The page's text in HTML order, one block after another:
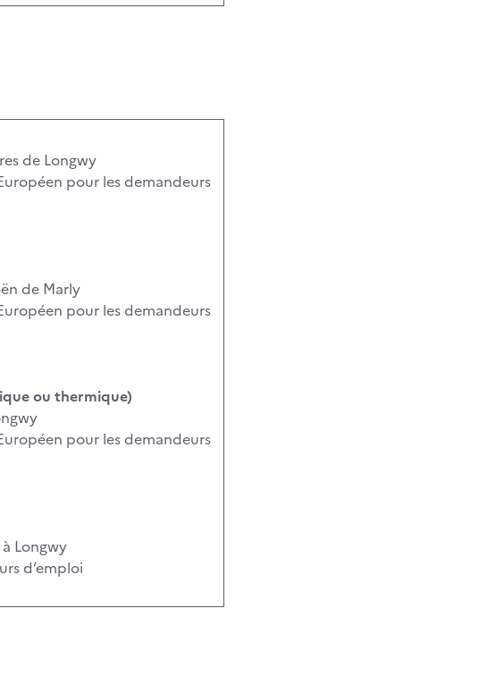
de Longwy
pour les demandeurs
de Marly
pour les demandeurs
ou thermique)
pour les demandeurs
Longwy
d’emploi